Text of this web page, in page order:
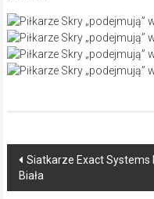
Post
navigation
Siatkarze Exact Systems
Biała